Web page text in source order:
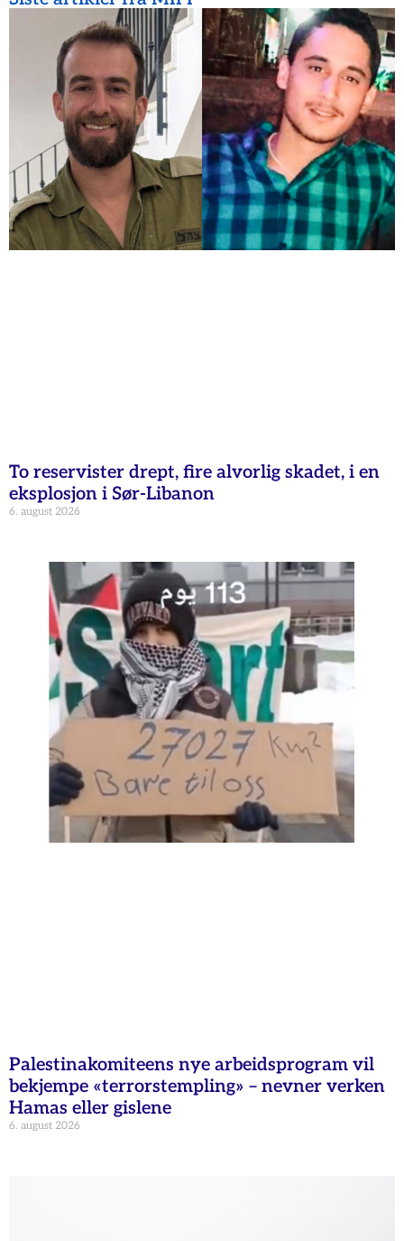
To reservister drept, fire alvorlig skadet, i en
eksplosjon i Sør-Libanon
6. august 2026
Palestinakomiteens nye arbeidsprogram vil
bekjempe «terrorstempling» – nevner verken
Hamas eller gislene
6. august 2026